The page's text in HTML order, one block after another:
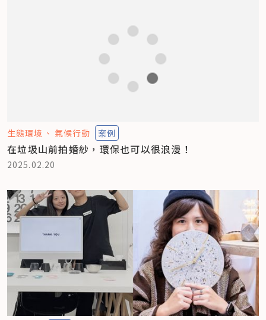
生態環境 氣候行動 案例
在垃圾山前拍婚紗，環保也可以很浪漫！
2025.02.20